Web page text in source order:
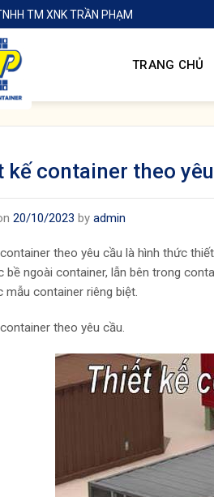
TM XNK TRẦN PHẠM
TRANG CHỦ
kế container theo
20/10/2023 by admin
theo yêu cầu là hình thức
bề ngoài container, lẫn bên trong
mẫu container riêng biệt.
theo yêu cầu.